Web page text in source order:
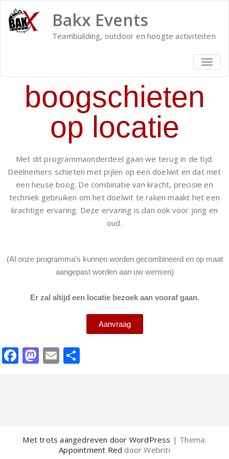
Bakx Events
Teambuilding, outdoor en hoogte activiteiten
boogschieten
op locatie
Met dit programmaonderdeel gaan we terug in de tijd.
Deelnemers schieten met pijlen op een doelwit en dat met
een heuse boog. De combinatie van kracht, precisie en
techniek gebruiken om het doelwit te raken maakt het een
krachtige ervaring. Deze ervaring is dan ook voor jong en
oud.
(Al onze programma’s kunnen worden gecombineerd en op maat
aangepast worden aan uw wensen)
Er zal altijd een locatie bezoek aan vooraf gaan.
Aanvraag
Facebook
Mastodon
Email
Met trots aangedreven door WordPress | Thema:
Appointment Red door Webriti